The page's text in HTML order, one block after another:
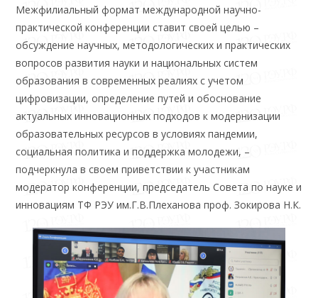
Межфилиальный формат международной научно-
практической конференции ставит своей целью –
обсуждение научных, методологических и практических
вопросов развития науки и национальных систем
образования в современных реалиях с учетом
цифровизации, определение путей и обоснование
актуальных инновационных подходов к модернизации
образовательных ресурсов в условиях пандемии,
социальная политика и поддержка молодежи, –
подчеркнула в своем приветствии к участникам
модератор конференции, председатель Совета по науке и
инновациям ТФ РЭУ им.Г.В.Плеханова проф. Зокирова Н.К.